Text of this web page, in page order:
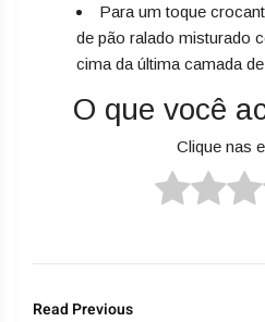
Para um toque
de pão ralado misturado
cima da última camada
O que você
Clique nas
Read Previous